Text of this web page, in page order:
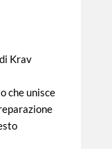
Krav
che unisce